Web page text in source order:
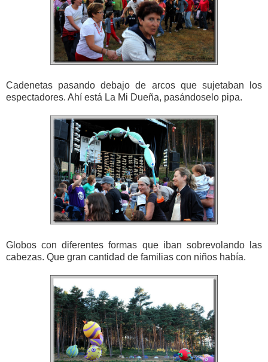
Cadenetas pasando debajo de arcos que sujetaban los
espectadores. Ahí está La Mi Dueña, pasándoselo pipa.
Globos con diferentes formas que iban sobrevolando las
cabezas. Que gran cantidad de familias con niños había.